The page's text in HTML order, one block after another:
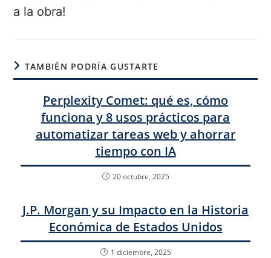
a la obra!
TAMBIÉN PODRÍA GUSTARTE
Perplexity Comet: qué es, cómo
funciona y 8 usos prácticos para
automatizar tareas web y ahorrar
tiempo con IA
20 octubre, 2025
J.P. Morgan y su Impacto en la Historia
Económica de Estados Unidos
1 diciembre, 2025